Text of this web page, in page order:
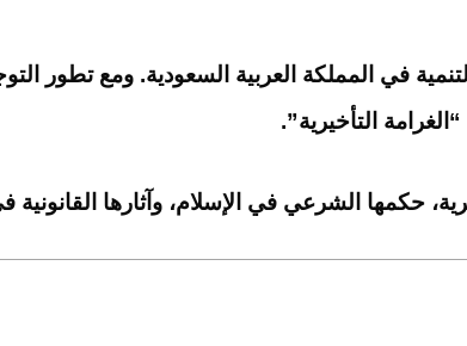
في المملكة العربية السعودية. ومع تطور
التأخيرية”.
حكمها الشرعي في الإسلام، وآثارها